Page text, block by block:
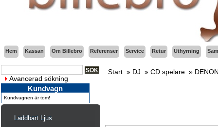
Hem Kassan Om Billebro Referenser Service Retur Uthyrning
Avancerad sökning
Kundvagn
Kundvagnen är tom!
Laddbart Ljus
Start » DJ » CD spelare »